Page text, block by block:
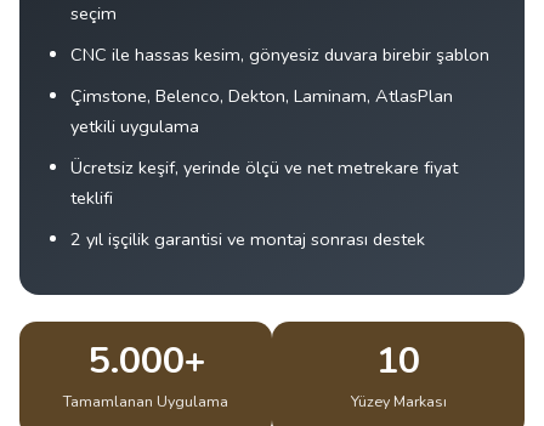
seçim
CNC ile hassas kesim, gönyesiz duvara birebir şablon
Çimstone, Belenco, Dekton, Laminam, AtlasPlan
yetkili uygulama
Ücretsiz keşif, yerinde ölçü ve net metrekare fiyat
teklifi
2 yıl işçilik garantisi ve montaj sonrası destek
5.000+
Tamamlanan Uygulama
10
Yüzey Markası